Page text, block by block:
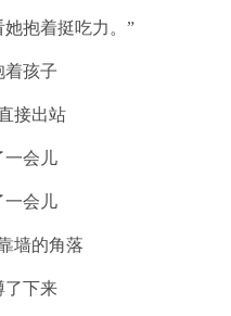
抱着挺吃力。”
着孩子
接出站
一会儿
一会儿
墙的角落
了下来